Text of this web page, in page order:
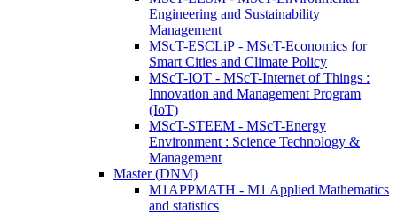
Engineering and Sustainability
Management
MScT-ESCLiP - MScT-Economics for
Smart Cities and Climate Policy
MScT-IOT - MScT-Internet of Things :
Innovation and Management Program
(IoT)
MScT-STEEM - MScT-Energy
Environment : Science Technology &
Management
Master (DNM)
M1APPMATH - M1 Applied Mathematics
and statistics